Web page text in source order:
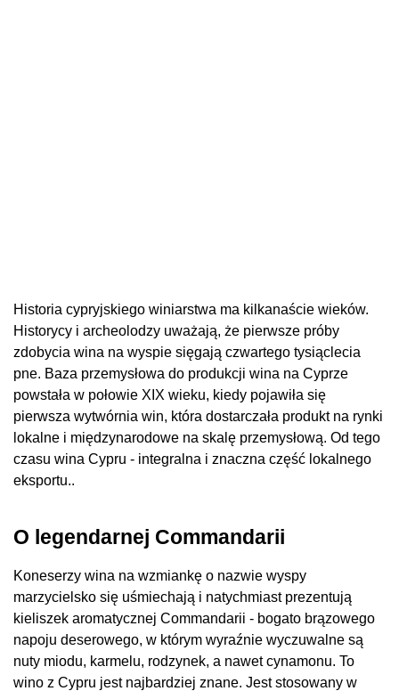
Historia cypryjskiego winiarstwa ma kilkanaście wieków.
Historycy i archeolodzy uważają, że pierwsze próby
zdobycia wina na wyspie sięgają czwartego tysiąclecia
pne. Baza przemysłowa do produkcji wina na Cyprze
powstała w połowie XIX wieku, kiedy pojawiła się
pierwsza wytwórnia win, która dostarczała produkt na rynki
lokalne i międzynarodowe na skalę przemysłową. Od tego
czasu wina Cypru - integralna i znaczna część lokalnego
eksportu..
O legendarnej Commandarii
Koneserzy wina na wzmiankę o nazwie wyspy
marzycielsko się uśmiechają i natychmiast prezentują
kieliszek aromatycznej Commandarii - bogato brązowego
napoju deserowego, w którym wyraźnie wyczuwalne są
nuty miodu, karmelu, rodzynek, a nawet cynamonu. To
wino z Cypru jest najbardziej znane. Jest stosowany w